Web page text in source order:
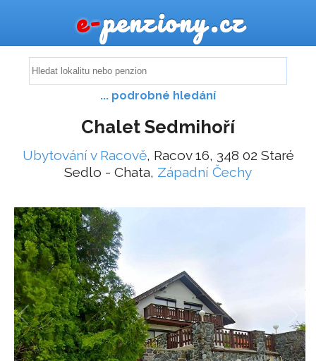
e-penziony.cz
... podrobné hledání
Chalet Sedmihoří
Ubytování v Racově, Racov 16, 348 02 Staré
Sedlo - Chata, Západní Čechy